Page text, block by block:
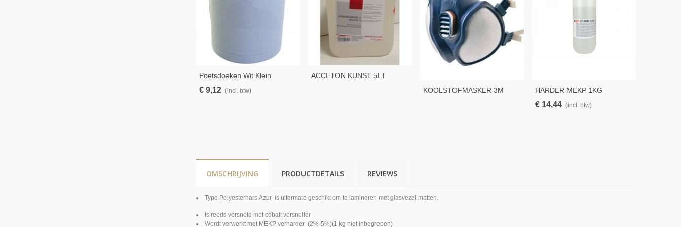
Poetsdoeken Wit Klein
€ 9,12 (incl. btw)
ACCETON KUNST 5LT
KOOLSTOFMASKER 3M
HARDER MEKP 1KG
€ 14,44 (incl. btw)
OMSCHRIJVING PRODUCTDETAILS REVIEWS
Type Polyesterhars Azur is uitermate geschikt om te lamineren met glasvezel matten.
Is reeds versneld met cobalt versneller
Wordt verwerkt met MEKP verharder (2%-5%)(1 kg niet inbegrepen)